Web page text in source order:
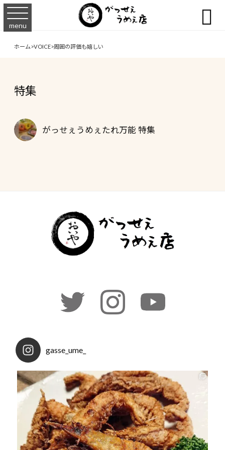
menu 
ホーム>VOICE>周囲の評価も嬉しい
特集
がっせぇうめぇたれ万能 特集
gasse_ume_